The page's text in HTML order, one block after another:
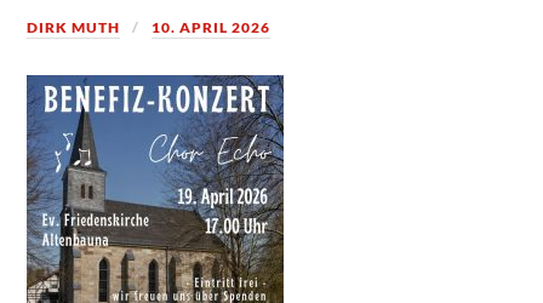
DIRK MUTH 10. APRIL 2026